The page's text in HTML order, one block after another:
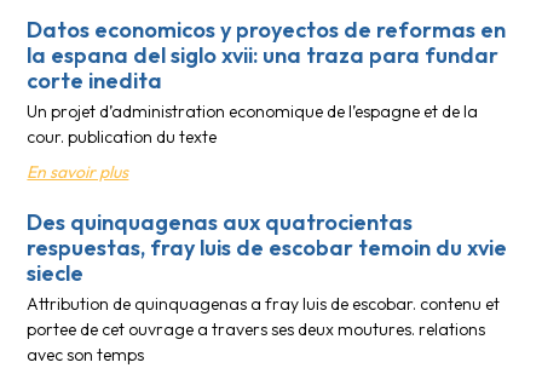
Datos economicos y proyectos de reformas en
la espana del siglo xvii: una traza para fundar
corte inedita
Un projet d’administration economique de l’espagne et de la
cour. publication du texte
En savoir plus
Des quinquagenas aux quatrocientas
respuestas, fray luis de escobar temoin du xvie
siecle
Attribution de quinquagenas a fray luis de escobar. contenu et
portee de cet ouvrage a travers ses deux moutures. relations
avec son temps